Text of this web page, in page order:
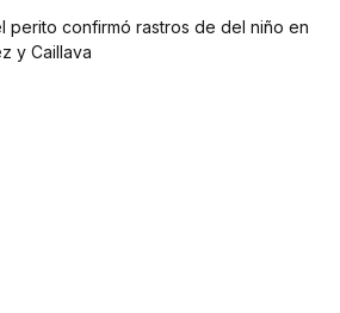
perito confirmó rastros de del niño en
y Caillava